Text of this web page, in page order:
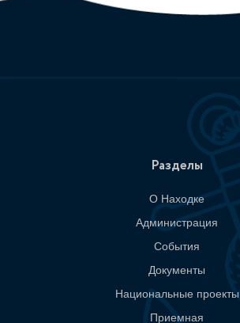
Разделы
О Находке
Администрация
События
Документы
Национальные проекты
Приемная